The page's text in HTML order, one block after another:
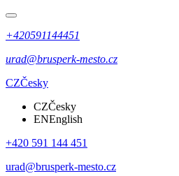
+420591144451
urad@brusperk-mesto.cz
CZČesky
CZČesky
ENEnglish
+420 591 144 451
urad@brusperk-mesto.cz